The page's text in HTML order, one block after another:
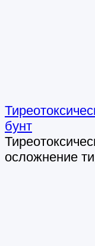
бунт
осложнение